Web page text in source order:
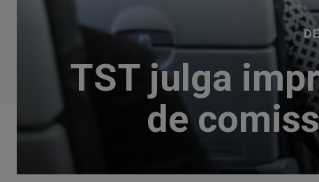
TST julga
de